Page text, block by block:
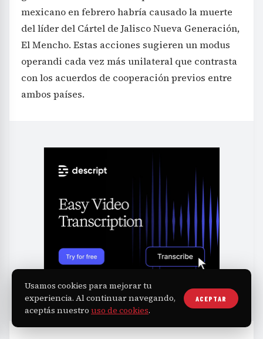
mexicano en febrero habría causado la muerte
del líder del Cártel de Jalisco Nueva Generación,
El Mencho. Estas acciones sugieren un modus
operandi cada vez más unilateral que contrasta
con los acuerdos de cooperación previos entre
ambos países.
Usamos cookies para mejorar tu
experiencia. Al continuar navegando,
aceptás nuestro uso de cookies.
ACEPTAR